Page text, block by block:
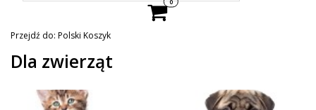
Produkty w koszyku: 0. Zobacz
Przejdź do: Polski Koszyk
Dla zwierząt